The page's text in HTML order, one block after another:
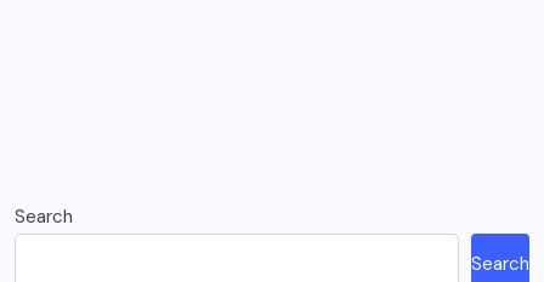
Search
Search